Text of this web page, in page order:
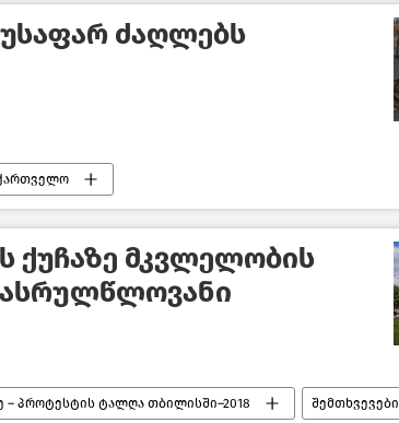
ძაღლებს
ქუჩაზე მკვლელობის
– პროტესტის ტალღა თბილისში–2018 შემთხვევები